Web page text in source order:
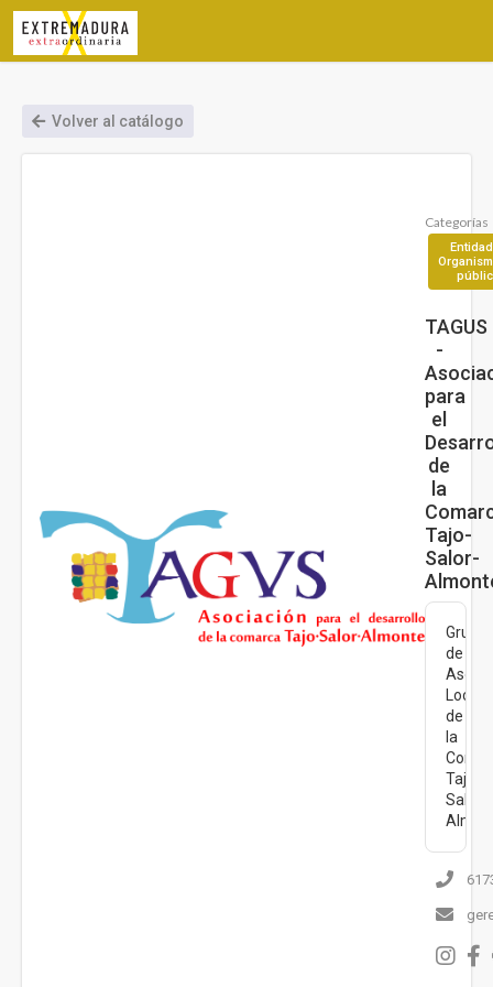
Volver al catálogo
Categorías
TAGUS
-
para
el
de
la
Tajo-
Salor-
Grupo
de
Local
de
la
Tajo-
Salor-